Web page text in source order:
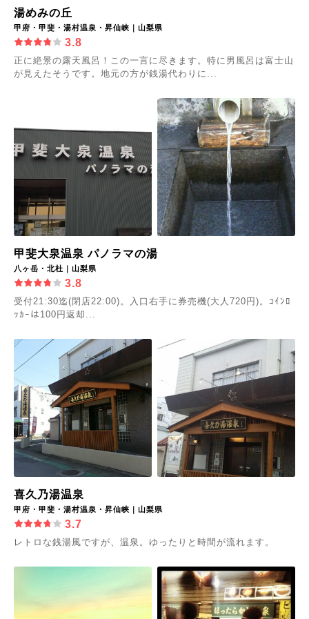
湯めみの丘
甲府・甲斐・湯村温泉・昇仙峡｜山梨県
3.8
正に絶景の露天風呂！この一言に尽きます。特に男風呂は富士山
が見えたそうです。地元の方が銭湯代わりに...
甲斐大泉温泉 パノラマの湯
八ヶ岳・北杜｜山梨県
3.8
受付21:30迄(閉店22:00)。入口右手に券売機(大人720円)。ｺｲﾝﾛ
ｯｶｰは100円返却...
喜久乃湯温泉
甲府・甲斐・湯村温泉・昇仙峡｜山梨県
3.7
レトロな銭湯風ですが、温泉。ゆったりと時間が流れます。